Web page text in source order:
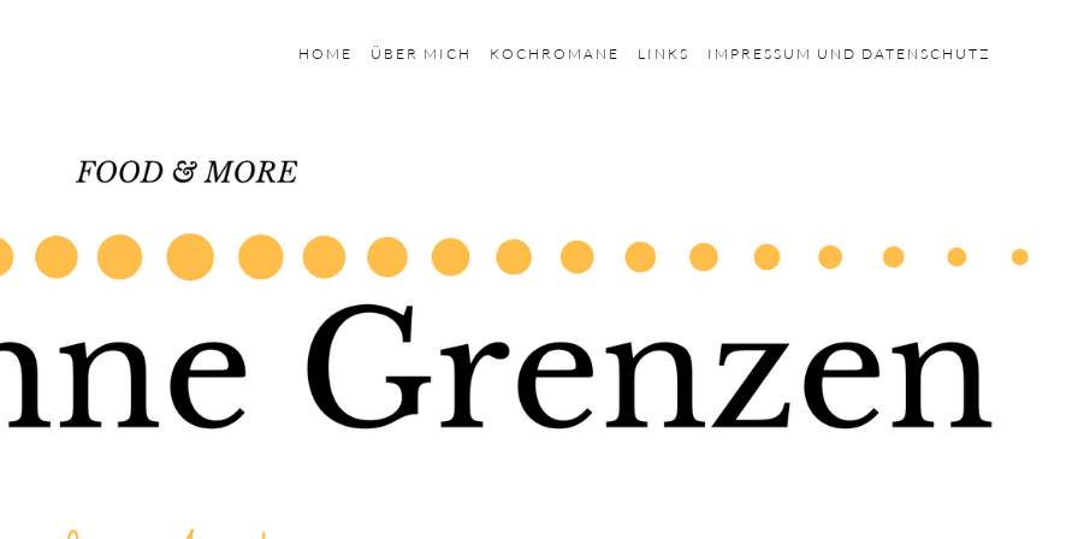
HOME ÜBER MICH KOCHROMANE LINKS IMPRESSUM UND DATENSCHUTZ